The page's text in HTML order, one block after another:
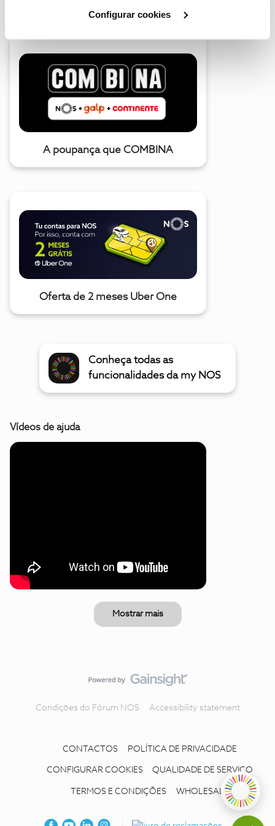
Configurar cookies
A poupança que COMBINA
Oferta de 2 meses Uber One
Conheça todas as
funcionalidades da my NOS
Vídeos de ajuda
Mostrar mais
Condições do Fórum NOS Accessibility statement
CONTACTOS POLÍTICA DE PRIVACIDADE
CONFIGURAR COOKIES QUALIDADE DE SERVIÇO
TERMOS E CONDIÇÕES WHOLESALE